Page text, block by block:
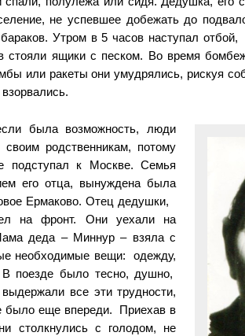
не успевшее добежать до
Утром в 5 часов наступал
стояли ящики с песком. Во время
или ракеты они умудрялись, рискуя
была возможность, люди
родственникам, потому
подступал к Москве. Семья
его отца, вынуждена была
Ермаково. Отец дедушки,
на фронт. Они уехали на
деда – Миннур – взяла с
необходимые вещи: одежду,
поезде было тесно, душно,
все эти трудности,
еще впереди. Приехав в
столкнулись с голодом, не